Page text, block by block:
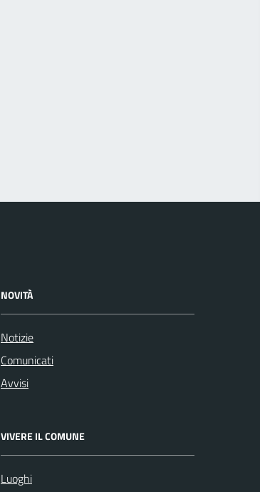
NOVITÀ
Notizie
Comunicati
Avvisi
VIVERE IL COMUNE
Luoghi